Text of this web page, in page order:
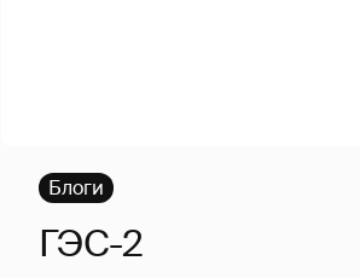
Блоги
ГЭС-2